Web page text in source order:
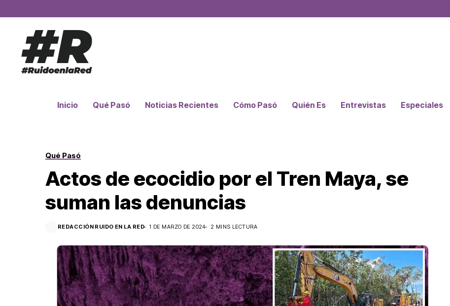
Inicio Qué Pasó Noticias Recientes Cómo Pasó Quién Es Entrevistas Especiales
Qué Pasó
Actos de ecocidio por el Tren Maya, se
suman las denuncias
REDACCIÓN RUIDO EN LA RED 1 DE MARZO DE 2024 2 MINS LECTURA